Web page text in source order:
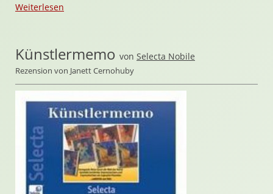
Weiterlesen
Künstlermemo von Selecta Nobile
Rezension von Janett Cernohuby